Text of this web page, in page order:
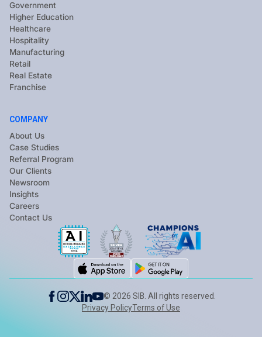
Government
Higher Education
Healthcare
Hospitality
Manufacturing
Retail
Real Estate
Franchise
COMPANY
About Us
Case Studies
Referral Program
Our Clients
Newsroom
Insights
Careers
Contact Us
©2026 SIB. All rights reserved.
Privacy PolicyTerms of Use